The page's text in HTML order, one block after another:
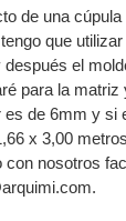
de una
que
el
para la
es de 6mm y si
x 3,00
con nosotros
.